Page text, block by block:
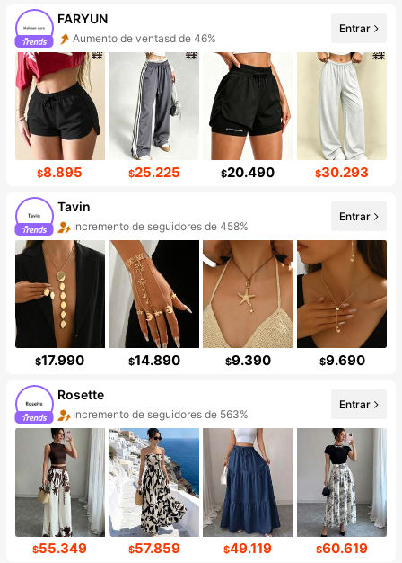
FARYUN
Incremento de seguidores de 399%
Entrar
$8.895 $25.225 $20.490 $30.293
Tavin
Incremento de seguidores de 458%
Entrar
$17.990 $14.890 $9.390 $9.690
Rosette
Incremento de seguidores de 563%
Entrar
$55.349 $57.859 $49.119 $60.619